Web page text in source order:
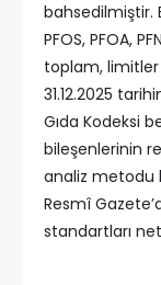
bahsedilmiştir.
PFOS, PFOA,
toplam,
31.12.2025
Gıda Kodeksi
bileşenlerinin
analiz metodu
Resmî
standartları